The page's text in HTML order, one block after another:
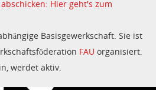
Basisgewerkschaft. Sie ist
FAU organisiert.
werdet aktiv.